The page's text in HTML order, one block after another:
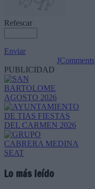
Refescar
Enviar
JComments
PUBLICIDAD
Lo más leído